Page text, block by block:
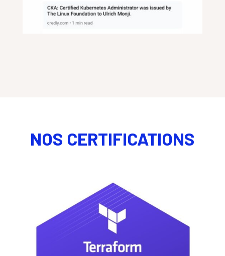
NOS CERTIFICATIONS